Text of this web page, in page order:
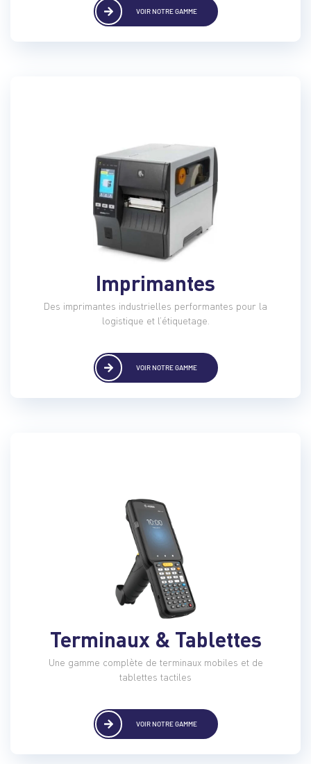
VOIR NOTRE GAMME
Imprimantes
Des imprimantes industrielles performantes pour la
logistique et l’étiquetage.
VOIR NOTRE GAMME
Terminaux & Tablettes
Une gamme complète de terminaux mobiles et de
tablettes tactiles
VOIR NOTRE GAMME